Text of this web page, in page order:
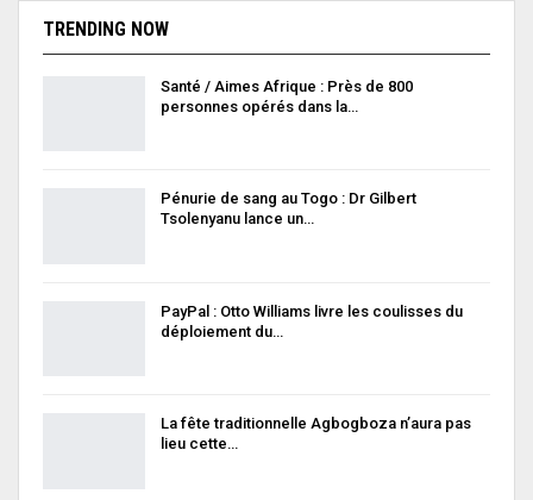
TRENDING NOW
Santé / Aimes Afrique : Près de 800
personnes opérés dans la…
Pénurie de sang au Togo : Dr Gilbert
Tsolenyanu lance un…
PayPal : Otto Williams livre les coulisses du
déploiement du…
La fête traditionnelle Agbogboza n’aura pas
lieu cette…